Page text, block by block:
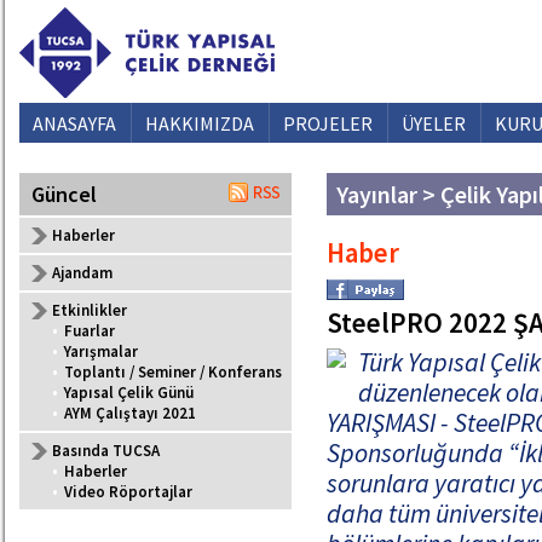
ANASAYFA HAKKIMIZDA PROJELER ÜYELER
Güncel
Haberler
Ajandam
Etkinlikler
• Fuarlar
• Yarışmalar
• Toplantı / Seminer / Konferans
• Yapısal Çelik Günü
• AYM Çalıştayı 2021
Basında TUCSA
• Haberler
• Video Röportajlar
Yayınlar > Çelik
Haber
SteelPRO 2022
Türk Yapısal
düzenlenecek
YARIŞMASI -
Sponsorluğunda
sorunlara yaratıcı
daha tüm